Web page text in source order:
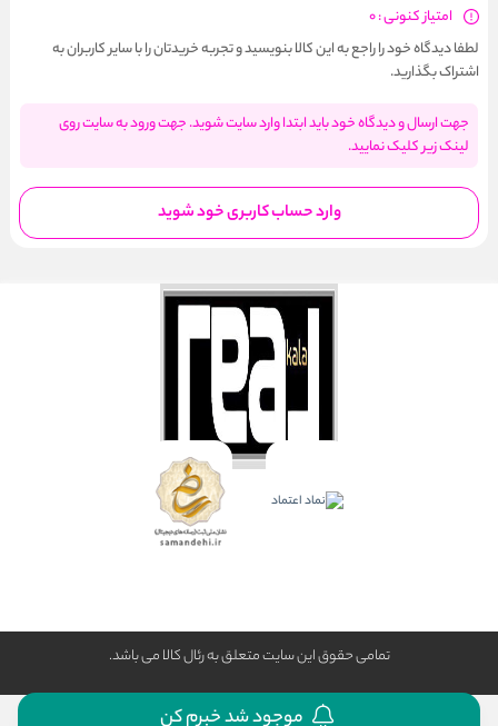
امتیاز کنونی : 0
لطفا دیدگاه خود را راجع به این کالا بنویسید و تجربه خریدتان را با سایر کاربران به
اشتراک بگذارید.
جهت ارسال و دیدگاه خود باید ابتدا وارد سایت شوید. جهت ورود به سایت روی
لینک زیر کلیک نمایید.
وارد حساب کاربری خود شوید
تمامی حقوق این سایت متعلق به رئال كالا می باشد.